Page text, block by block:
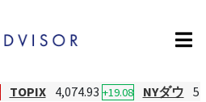
TOPIX 4,074.93 +19.08 NYダウ